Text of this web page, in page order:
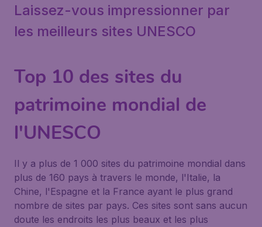
Laissez-vous impressionner par
les meilleurs sites UNESCO
Top 10 des sites du
patrimoine mondial de
l'UNESCO
Il y a plus de 1 000 sites du patrimoine mondial dans
plus de 160 pays à travers le monde, l'Italie, la
Chine, l'Espagne et la France ayant le plus grand
nombre de sites par pays. Ces sites sont sans aucun
doute les endroits les plus beaux et les plus